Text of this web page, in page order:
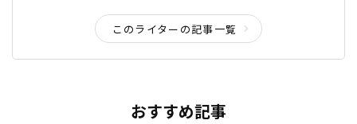
このライターの記事一覧
おすすめ記事